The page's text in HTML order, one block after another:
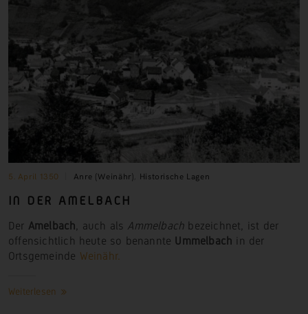
5. April 1350 Anre (Weinähr) Historische Lagen
IN DER AMELBACH
Der Amelbach , auch als Ammelbach bezeichnet, ist der
offensichtlich heute so benannte Ummelbach in der
Ortsgemeinde Weinähr.
Weiterlesen